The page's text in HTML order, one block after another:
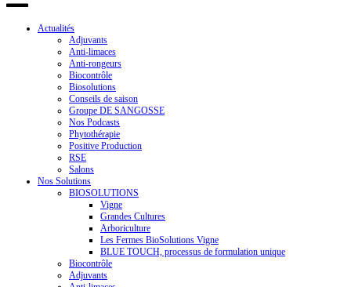
Actualités
Adjuvants
Anti-limaces
Anti-rongeurs
Biocontrôle
Biosolutions
Conseils de saison
Groupe DE SANGOSSE
Nos Podcasts
Phytothérapie
Positive Production
RSE
Salons
Nos Solutions
BIOSOLUTIONS
Vigne
Grandes Cultures
Arboriculture
Les Fermes BioSolutions Vigne
BLUE TOUCH, processus de formulation unique
Biocontrôle
Adjuvants